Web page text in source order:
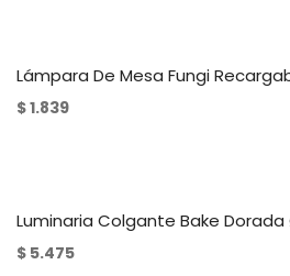
Lámpara De Mesa Fungi
$1.839
Luminaria Colgante Bake Dorada
$ 5.475